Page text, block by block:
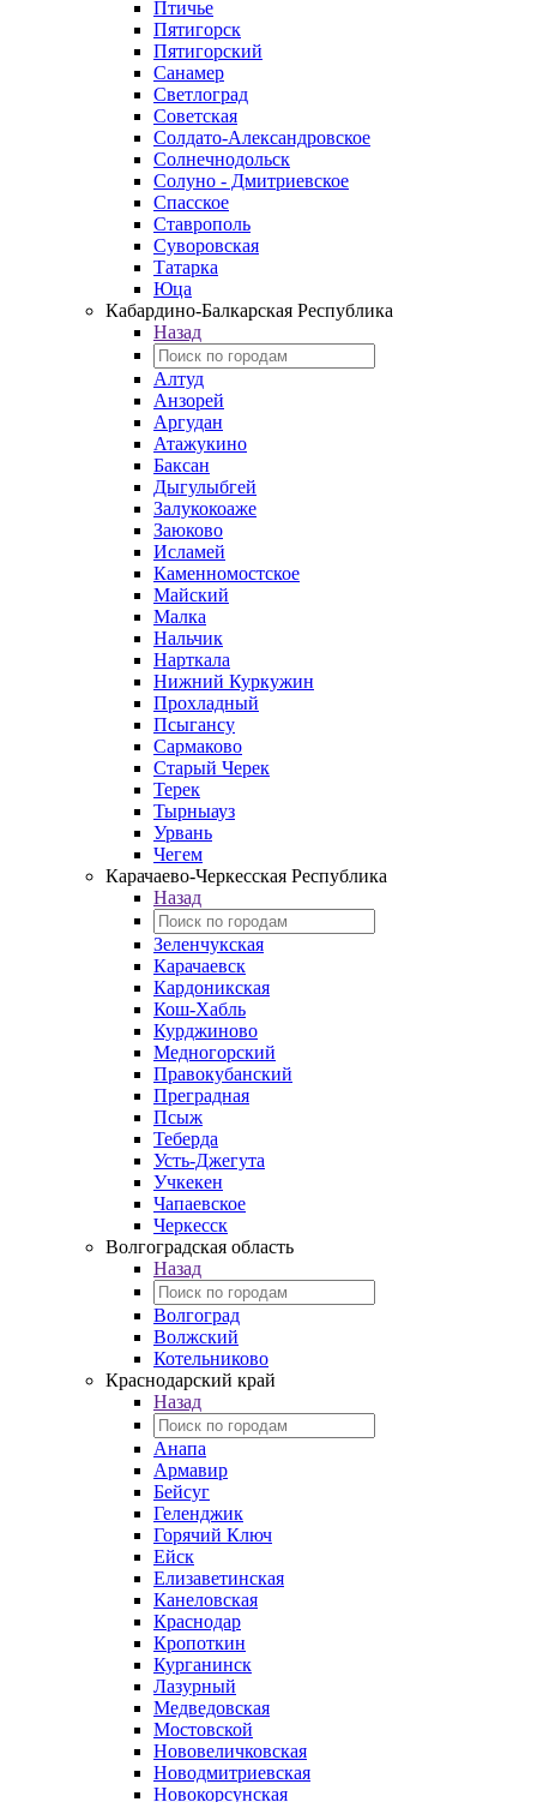
Птичье
Пятигорск
Пятигорский
Санамер
Светлоград
Советская
Солдато-Александровское
Солнечнодольск
Солуно - Дмитриевское
Спасское
Ставрополь
Суворовская
Татарка
Юца
Кабардино‑Балкарская Республика
Назад
Алтуд
Анзорей
Аргудан
Атажукино
Баксан
Дыгулыбгей
Залукокоаже
Заюково
Исламей
Каменномостское
Майский
Малка
Нальчик
Нарткала
Нижний Куркужин
Прохладный
Псыгансу
Сармаково
Старый Черек
Терек
Тырныауз
Урвань
Чегем
Карачаево-Черкесская Республика
Назад
Зеленчукская
Карачаевск
Кардоникская
Кош-Хабль
Курджиново
Медногорский
Правокубанский
Преградная
Псыж
Теберда
Усть-Джегута
Учкекен
Чапаевское
Черкесск
Волгоградская область
Назад
Волгоград
Волжский
Котельниково
Краснодарский край
Назад
Анапа
Армавир
Бейсуг
Геленджик
Горячий Ключ
Ейск
Елизаветинская
Канеловская
Краснодар
Кропоткин
Курганинск
Лазурный
Медведовская
Мостовской
Нововеличковская
Новодмитриевская
Новокорсунская